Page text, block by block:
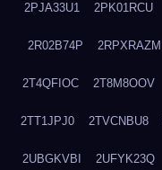
2PJA33U1 2PK01RCU
2R02B74P 2RPXRAZM
2T4QFIOC 2T8M8OOV
2TT1JPJ0 2TVCNBU8
2UBGKVBI 2UFYK23Q